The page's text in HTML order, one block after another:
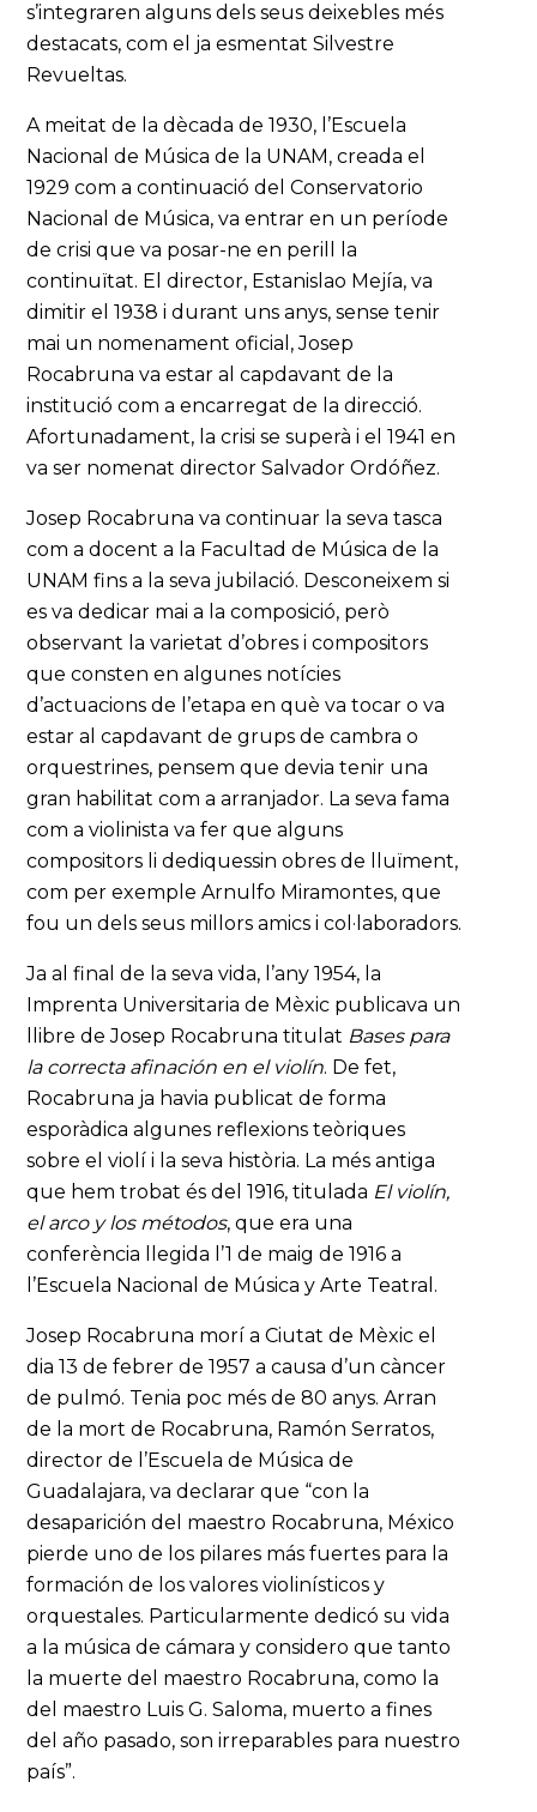
s’integraren alguns dels seus deixebles més
destacats, com el ja esmentat Silvestre
Revueltas.
A meitat de la dècada de 1930, l’Escuela
Nacional de Música de la UNAM, creada el
1929 com a continuació del Conservatorio
Nacional de Música, va entrar en un període
de crisi que va posar-ne en perill la
continuïtat. El director, Estanislao Mejía, va
dimitir el 1938 i durant uns anys, sense tenir
mai un nomenament oficial, Josep
Rocabruna va estar al capdavant de la
institució com a encarregat de la direcció.
Afortunadament, la crisi se superà i el 1941 en
va ser nomenat director Salvador Ordóñez.
Josep Rocabruna va continuar la seva tasca
com a docent a la Facultad de Música de la
UNAM fins a la seva jubilació. Desconeixem si
es va dedicar mai a la composició, però
observant la varietat d’obres i compositors
que consten en algunes notícies
d’actuacions de l’etapa en què va tocar o va
estar al capdavant de grups de cambra o
orquestrines, pensem que devia tenir una
gran habilitat com a arranjador. La seva fama
com a violinista va fer que alguns
compositors li dediquessin obres de lluïment,
com per exemple Arnulfo Miramontes, que
fou un dels seus millors amics i col·laboradors.
Ja al final de la seva vida, l’any 1954, la
Imprenta Universitaria de Mèxic publicava un
llibre de Josep Rocabruna titulat Bases para
la correcta afinación en el violín. De fet,
Rocabruna ja havia publicat de forma
esporàdica algunes reflexions teòriques
sobre el violí i la seva història. La més antiga
que hem trobat és del 1916, titulada El violín,
el arco y los métodos, que era una
conferència llegida l’1 de maig de 1916 a
l’Escuela Nacional de Música y Arte Teatral.
Josep Rocabruna morí a Ciutat de Mèxic el
dia 13 de febrer de 1957 a causa d’un càncer
de pulmó. Tenia poc més de 80 anys. Arran
de la mort de Rocabruna, Ramón Serratos,
director de l’Escuela de Música de
Guadalajara, va declarar que “con la
desaparición del maestro Rocabruna, México
pierde uno de los pilares más fuertes para la
formación de los valores violinísticos y
orquestales. Particularmente dedicó su vida
a la música de cámara y considero que tanto
la muerte del maestro Rocabruna, como la
del maestro Luis G. Saloma, muerto a fines
del año pasado, son irreparables para nuestro
país”.